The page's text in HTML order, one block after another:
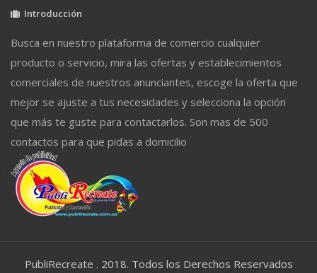
Introducción
Busca en nuestro plataforma de comercio cualquier
producto o servicio, mira las ofertas y establecimientos
comerciales de nuestros anunciantes, escoge la oferta que
mejor se ajuste a tus necesidades y selecciona la opción
que más te guste para contactarlos. Son mas de 500
contactos para que pidas a domicilio
PubliRecreate . 2018. Todos los Derechos Reservados